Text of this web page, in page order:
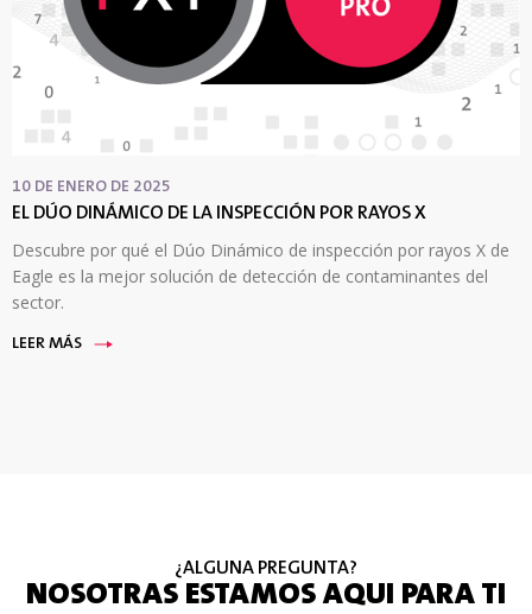
10 DE ENERO DE 2025
EL DÚO DINÁMICO DE LA INSPECCIÓN POR RAYOS X
Descubre por qué el Dúo Dinámico de inspección por rayos X de
Eagle es la mejor solución de detección de contaminantes del
sector.
LEER MÁS
¿ALGUNA PREGUNTA?
NOSOTRAS ESTAMOS AQUI PARA TI